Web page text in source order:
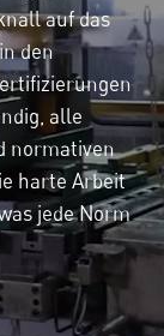
auf das
den
alle
normativen
harte Arbeit
jede Norm